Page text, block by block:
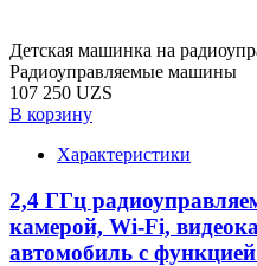
Детская машинка на
Радиоуправляемые машины
107 250 UZS
В корзину
Характеристики
2,4 ГГц
камерой, Wi-Fi,
автомобиль с